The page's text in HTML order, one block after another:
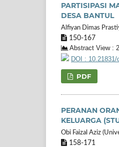
PARTISIPASI
DESA BANTUL
Alfiyan Dimas
150-167
Abstract View :
DOI :
PDF
PERANAN
KELUARGA
Obi Faizal Aziz
158-171